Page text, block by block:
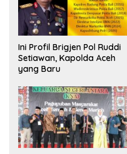
Ini Profil Brigjen Pol Ruddi
Setiawan, Kapolda Aceh
yang Baru